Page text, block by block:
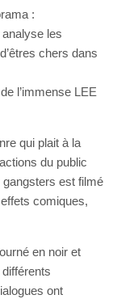
:
les
chers dans
l’immense LEE
qui plait à la
du public
gangsters est filmé
comiques,
en noir et
ont